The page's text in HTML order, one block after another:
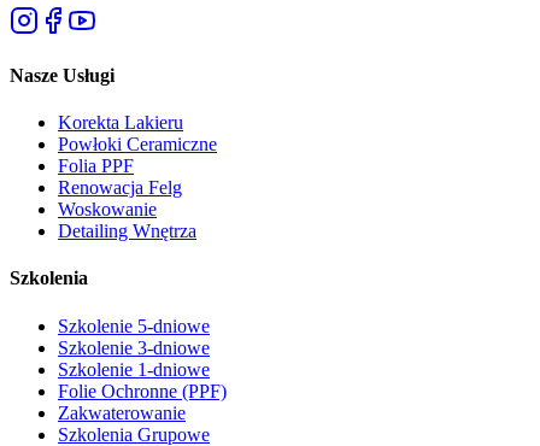
Nasze Usługi
Korekta Lakieru
Powłoki Ceramiczne
Folia PPF
Renowacja Felg
Woskowanie
Detailing Wnętrza
Szkolenia
Szkolenie 5-dniowe
Szkolenie 3-dniowe
Szkolenie 1-dniowe
Folie Ochronne (PPF)
Zakwaterowanie
Szkolenia Grupowe